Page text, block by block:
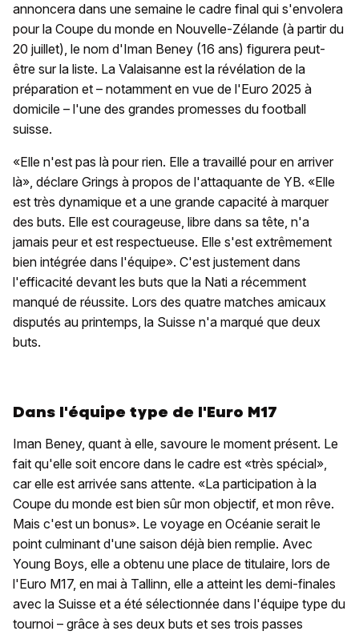
annoncera dans une semaine le cadre final qui s'envolera
pour la Coupe du monde en Nouvelle-Zélande (à partir du
20 juillet), le nom d'Iman Beney (16 ans) figurera peut-
être sur la liste. La Valaisanne est la révélation de la
préparation et – notamment en vue de l'Euro 2025 à
domicile – l'une des grandes promesses du football
suisse.
«Elle n'est pas là pour rien. Elle a travaillé pour en arriver
là», déclare Grings à propos de l'attaquante de YB. «Elle
est très dynamique et a une grande capacité à marquer
des buts. Elle est courageuse, libre dans sa tête, n'a
jamais peur et est respectueuse. Elle s'est extrêmement
bien intégrée dans l'équipe». C'est justement dans
l'efficacité devant les buts que la Nati a récemment
manqué de réussite. Lors des quatre matches amicaux
disputés au printemps, la Suisse n'a marqué que deux
buts.
Dans l'équipe type de l'Euro M17
Iman Beney, quant à elle, savoure le moment présent. Le
fait qu'elle soit encore dans le cadre est «très spécial»,
car elle est arrivée sans attente. «La participation à la
Coupe du monde est bien sûr mon objectif, et mon rêve.
Mais c'est un bonus». Le voyage en Océanie serait le
point culminant d'une saison déjà bien remplie. Avec
Young Boys, elle a obtenu une place de titulaire, lors de
l'Euro M17, en mai à Tallinn, elle a atteint les demi-finales
avec la Suisse et a été sélectionnée dans l'équipe type du
tournoi – grâce à ses deux buts et ses trois passes